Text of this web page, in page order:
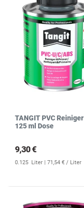
TANGIT PVC Reiniger
125 ml Dose
9,30 €
0.125 Liter | 71,54 € / Liter